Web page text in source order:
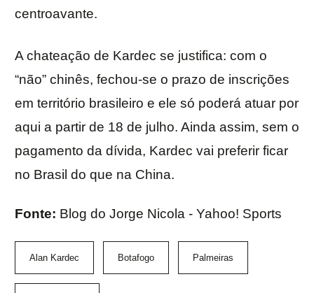
centroavante.
A chateação de Kardec se justifica: com o
“não” chinês, fechou-se o prazo de inscrições
em território brasileiro e ele só poderá atuar por
aqui a partir de 18 de julho. Ainda assim, sem o
pagamento da dívida, Kardec vai preferir ficar
no Brasil do que na China.
Fonte: Blog do Jorge Nicola - Yahoo! Sports
Alan Kardec Botafogo Palmeiras